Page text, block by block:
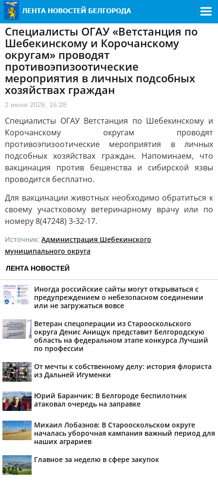
Специалисты ОГАУ «Ветстанция по
Шебекинскому и Корочанскому
округам» проводят
противоэпизоотические
мероприятия в личных подсобных
хозяйствах граждан
2 июня 2026, 16:28
Специалисты ОГАУ Ветстанция по Шебекинскому и
Корочанскому округам проводят
противоэпизоотические мероприятия в личных
подсобных хозяйствах граждан. Напоминаем, что
вакцинация против бешенства и сибирской язвы
проводится бесплатно.
Для вакцинации животных необходимо обратиться к
своему участковому ветеринарному врачу или по
номеру 8(47248) 3-32-17.
Источник: Администрация Шебекинского
муниципального округа
ЛЕНТА НОВОСТЕЙ
Иногда российские сайты могут открываться с
предупреждением о небезопасном соединении
или не загружаться вовсе
Ветеран спецоперации из Старооскольского
округа Денис Анищук представит Белгородскую
область на федеральном этапе конкурса Лучший
по профессии
От мечты к собственному делу: история флориста
из Дальней Игуменки
Юрий Баранчик: В Белгороде беспилотник
атаковал очередь на заправке
Михаил Лобазнов: В Старооскольском округе
началась уборочная кампания важный период для
наших аграриев
Главное за неделю в сфере закупок